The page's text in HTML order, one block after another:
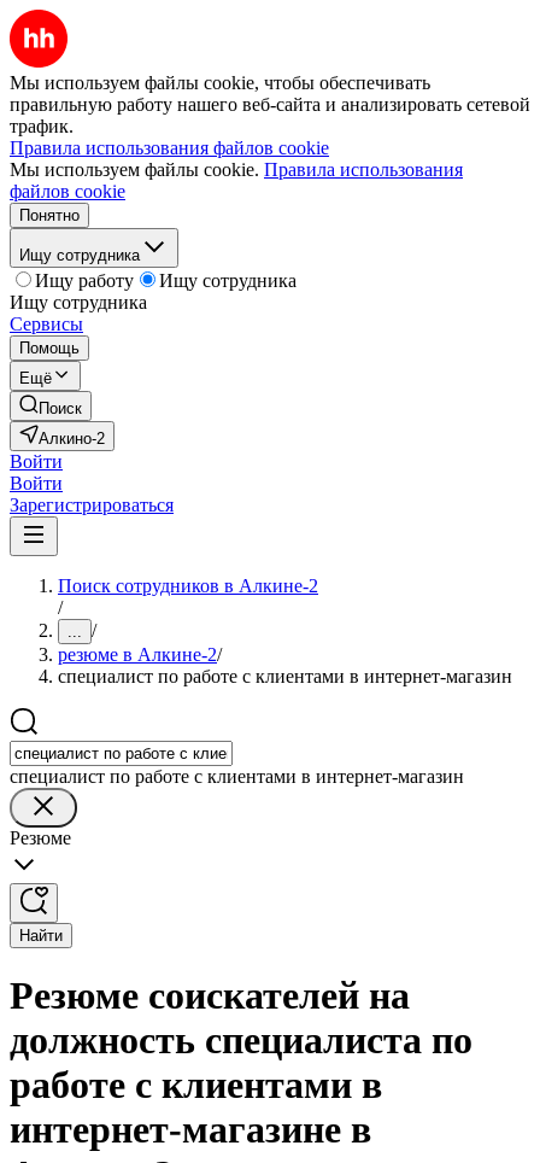
Мы используем файлы cookie, чтобы обеспечивать
правильную работу нашего веб-сайта и анализировать сетевой
трафик.
Правила использования файлов cookie
Мы используем файлы cookie. Правила использования
файлов cookie
Понятно
Ищу сотрудника
Ищу работу
Ищу сотрудника
Ищу сотрудника
Сервисы
Помощь
Ещё
Поиск
Алкино-2
Войти
Войти
Зарегистрироваться
Поиск сотрудников в Алкине-2
/
... /
резюме в Алкине-2/
специалист по работе с клиентами в интернет-магазин
специалист по работе с клиентами в интернет-магазин
Резюме
Найти
Резюме соискателей на
должность специалиста по
работе с клиентами в
интернет-магазине в